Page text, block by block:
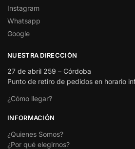
Instagram
Whatsapp
Google
NUESTRA DIRECCIÓN
27 de abril 259 – Córdoba
Punto de retiro de pedidos en horario
¿Cómo llegar?
INFORMACIÓN
¿Quienes Somos?
¿Por qué elegirnos?